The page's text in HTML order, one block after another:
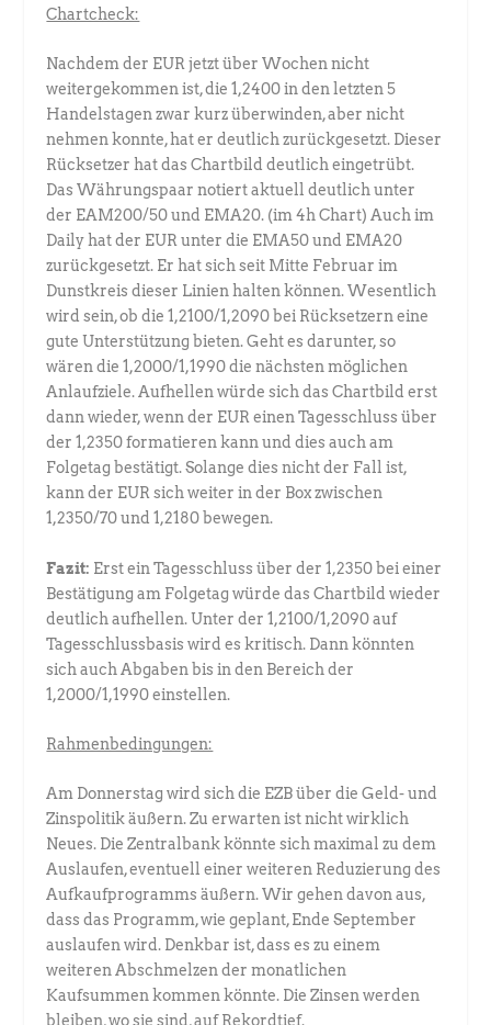
Chartcheck:
Nachdem der EUR jetzt über Wochen nicht
weitergekommen ist, die 1,2400 in den letzten 5
Handelstagen zwar kurz überwinden, aber nicht
nehmen konnte, hat er deutlich zurückgesetzt. Dieser
Rücksetzer hat das Chartbild deutlich eingetrübt.
Das Währungspaar notiert aktuell deutlich unter
der EAM200/50 und EMA20. (im 4h Chart) Auch im
Daily hat der EUR unter die EMA50 und EMA20
zurückgesetzt. Er hat sich seit Mitte Februar im
Dunstkreis dieser Linien halten können. Wesentlich
wird sein, ob die 1,2100/1,2090 bei Rücksetzern eine
gute Unterstützung bieten. Geht es darunter, so
wären die 1,2000/1,1990 die nächsten möglichen
Anlaufziele. Aufhellen würde sich das Chartbild erst
dann wieder, wenn der EUR einen Tagesschluss über
der 1,2350 formatieren kann und dies auch am
Folgetag bestätigt. Solange dies nicht der Fall ist,
kann der EUR sich weiter in der Box zwischen
1,2350/70 und 1,2180 bewegen.
Fazit: Erst ein Tagesschluss über der 1,2350 bei einer
Bestätigung am Folgetag würde das Chartbild wieder
deutlich aufhellen. Unter der 1,2100/1,2090 auf
Tagesschlussbasis wird es kritisch. Dann könnten
sich auch Abgaben bis in den Bereich der
1,2000/1,1990 einstellen.
Rahmenbedingungen:
Am Donnerstag wird sich die EZB über die Geld- und
Zinspolitik äußern. Zu erwarten ist nicht wirklich
Neues. Die Zentralbank könnte sich maximal zu dem
Auslaufen, eventuell einer weiteren Reduzierung des
Aufkaufprogramms äußern. Wir gehen davon aus,
dass das Programm, wie geplant, Ende September
auslaufen wird. Denkbar ist, dass es zu einem
weiteren Abschmelzen der monatlichen
Kaufsummen kommen könnte. Die Zinsen werden
bleiben, wo sie sind, auf Rekordtief.